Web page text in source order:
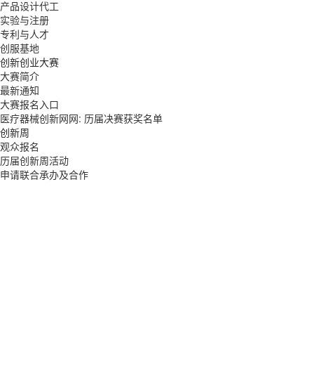
产品设计代工
实验与注册
专利与人才
创服基地
创新创业大赛
大赛简介
最新通知
大赛报名入口
医疗器械创新网网: 历届决赛获奖名单
创新周
观众报名
历届创新周活动
申请联合承办及合作